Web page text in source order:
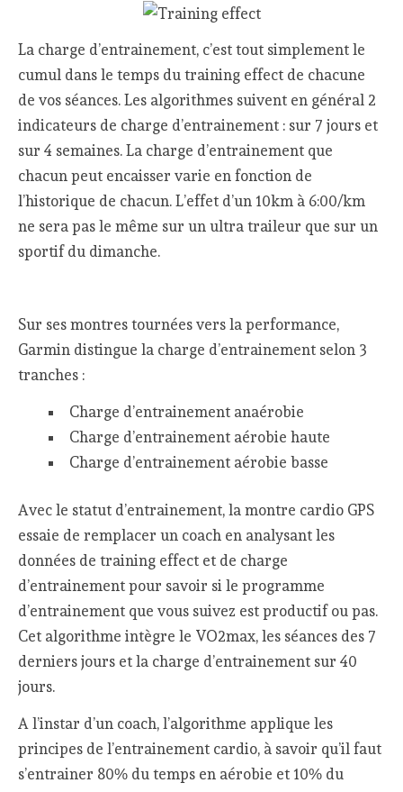
La charge d’entrainement, c’est tout simplement le
cumul dans le temps du training effect de chacune
de vos séances. Les algorithmes suivent en général 2
indicateurs de charge d’entrainement : sur 7 jours et
sur 4 semaines. La charge d’entrainement que
chacun peut encaisser varie en fonction de
l’historique de chacun. L’effet d’un 10km à 6:00/km
ne sera pas le même sur un ultra traileur que sur un
sportif du dimanche.
Sur ses montres tournées vers la performance,
Garmin distingue la charge d’entrainement selon 3
tranches :
Charge d’entrainement anaérobie
Charge d’entrainement aérobie haute
Charge d’entrainement aérobie basse
Avec le statut d’entrainement, la montre cardio GPS
essaie de remplacer un coach en analysant les
données de training effect et de charge
d’entrainement pour savoir si le programme
d’entrainement que vous suivez est productif ou pas.
Cet algorithme intègre le VO2max, les séances des 7
derniers jours et la charge d’entrainement sur 40
jours.
A l’instar d’un coach, l’algorithme applique les
principes de l’entrainement cardio, à savoir qu’il faut
s’entrainer 80% du temps en aérobie et 10% du